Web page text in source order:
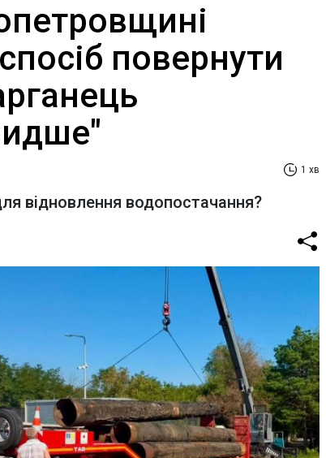
повернути
1 хв
відновлення водопостачання?